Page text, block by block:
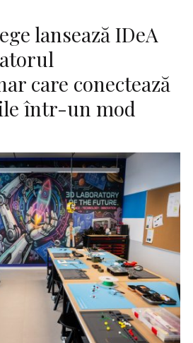
lansează IDeA
care conectează
într-un mod